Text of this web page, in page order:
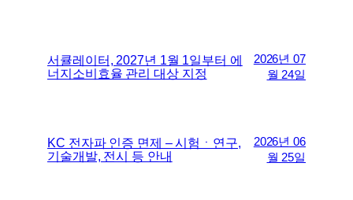
서큘레이터, 2027년 1월 1일부터 에
너지소비효율 관리 대상 지정
2026년 07
월 24일
KC 전자파 인증 면제 – 시험ㆍ연구,
기술개발, 전시 등 안내
2026년 06
월 25일